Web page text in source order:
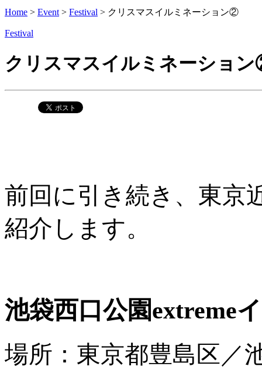
Home > Event > Festival > クリスマスイルミネーション②
Festival
クリスマスイルミネーショ
前回に引き続き、東京
紹介します。
池袋西口公園extreme
場所：東京都豊島区／